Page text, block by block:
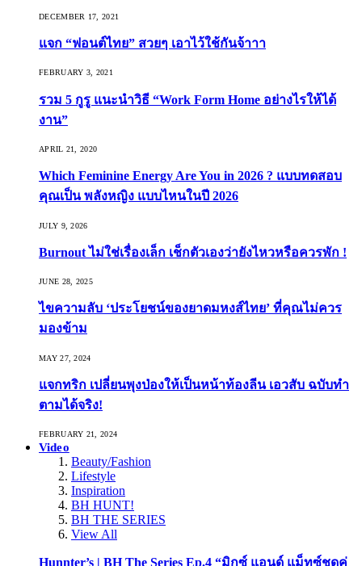
DECEMBER 17, 2021
แจก “ฟอนต์ไทย” สวยๆ เอาไว้ใช้กันจ้าาา
FEBRUARY 3, 2021
รวม 5 กูรู แนะนำวิธี “Work Form Home อย่างไรให้ได้
งาน”
APRIL 21, 2020
Which Feminine Energy Are You in 2026 ? แบบทดสอบ
คุณเป็น พลังหญิง แบบไหนในปี 2026
JULY 9, 2026
Burnout ไม่ใช่เรื่องเล็ก เช็กตัวเองว่ายังไหวหรือควรพัก !
JUNE 28, 2025
ไขความลับ ‘ประโยชน์ของยาดมหงส์ไทย’ ที่คุณไม่ควร
มองข้าม
MAY 27, 2024
แจกทริก เปลี่ยนพุงป่องให้เป็นหน้าท้องลีน เอวสับ ฉบับทำ
ตามได้จริง!
FEBRUARY 21, 2024
Video
Beauty/Fashion
Lifestyle
Inspiration
BH HUNT!
BH THE SERIES
View All
Hunnter’s | BH The Series Ep.4 “มิกซ์ แอนด์ แม็ทซ์ชุดคู่